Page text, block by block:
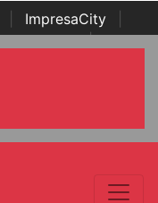
ImpresaCity
Awards | Italian